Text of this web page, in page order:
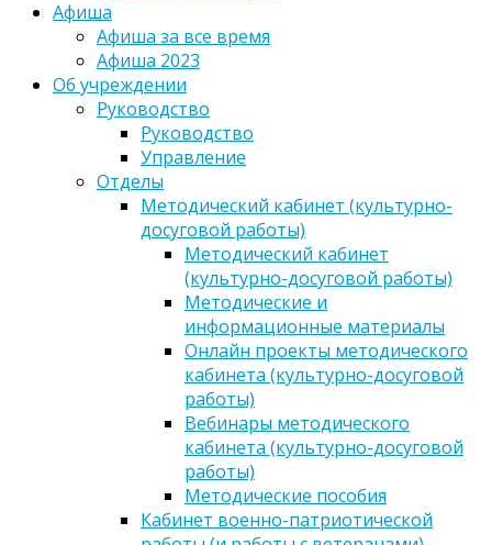
Афиша
Афиша за все время
Афиша 2023
Об учреждении
Руководство
Руководство
Управление
Отделы
Методический кабинет (культурно-
досуговой работы)
Методический кабинет
(культурно-досуговой работы)
Методические и
информационные материалы
Онлайн проекты методического
кабинета (культурно-досуговой
работы)
Вебинары методического
кабинета (культурно-досуговой
работы)
Методические пособия
Кабинет военно-патриотической